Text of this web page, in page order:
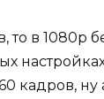
то в 1080р
кадров, ну